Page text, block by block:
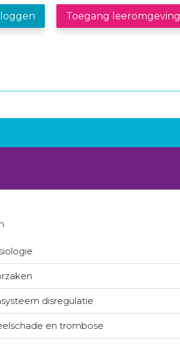
Toegang leeromgeving
disregulatie
en trombose